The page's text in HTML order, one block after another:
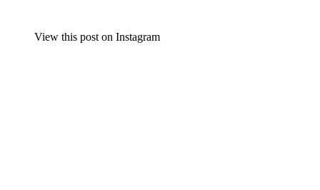
View this post on Instagram